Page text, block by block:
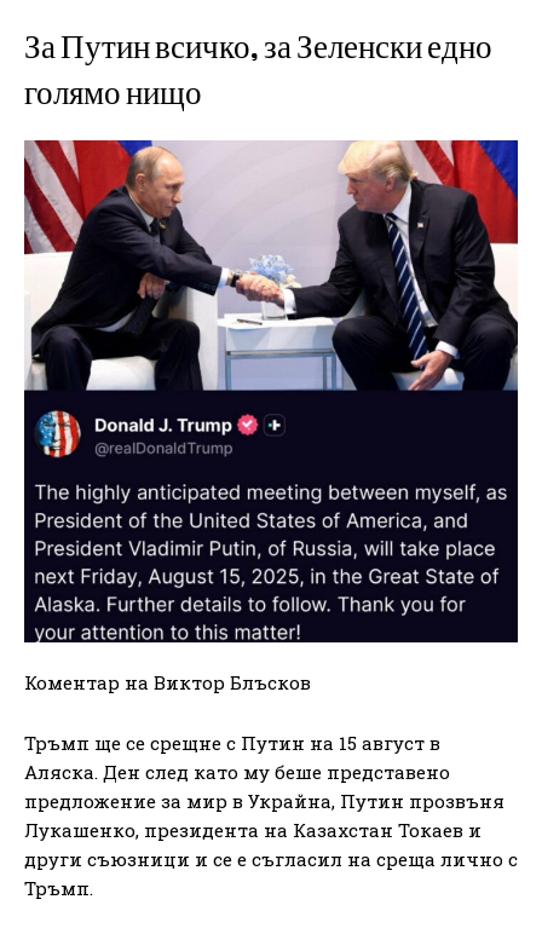
За Путин всичко, за Зеленски едно
голямо нищо
Коментар на Виктор Блъсков
Тръмп ще се срещне с Путин на 15 август в
Аляска. Ден след като му беше представено
предложение за мир в Украйна, Путин прозвъня
Лукашенко, президента на Казахстан Токаев и
други съюзници и се е съгласил на среща лично с
Тръмп.